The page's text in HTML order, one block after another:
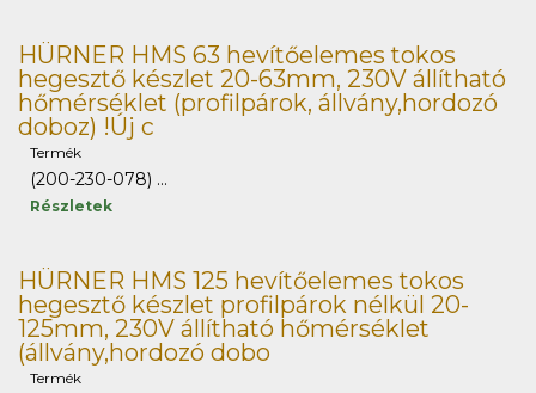
HÜRNER HMS 63 hevítőelemes tokos
hegesztő készlet 20-63mm, 230V állítható
hőmérséklet (profilpárok, állvány,hordozó
doboz) !Új c
Termék
(200-230-078) ...
Részletek
HÜRNER HMS 125 hevítőelemes tokos
hegesztő készlet profilpárok nélkül 20-
125mm, 230V állítható hőmérséklet
(állvány,hordozó dobo
Termék